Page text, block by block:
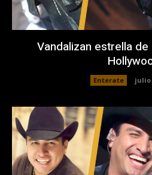
Vandalizan estrella de
Enterate julio